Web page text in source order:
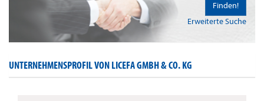
Erweiterte Suche
Finden!
UNTERNEHMENSPROFIL VON LICEFA GMBH & CO. KG